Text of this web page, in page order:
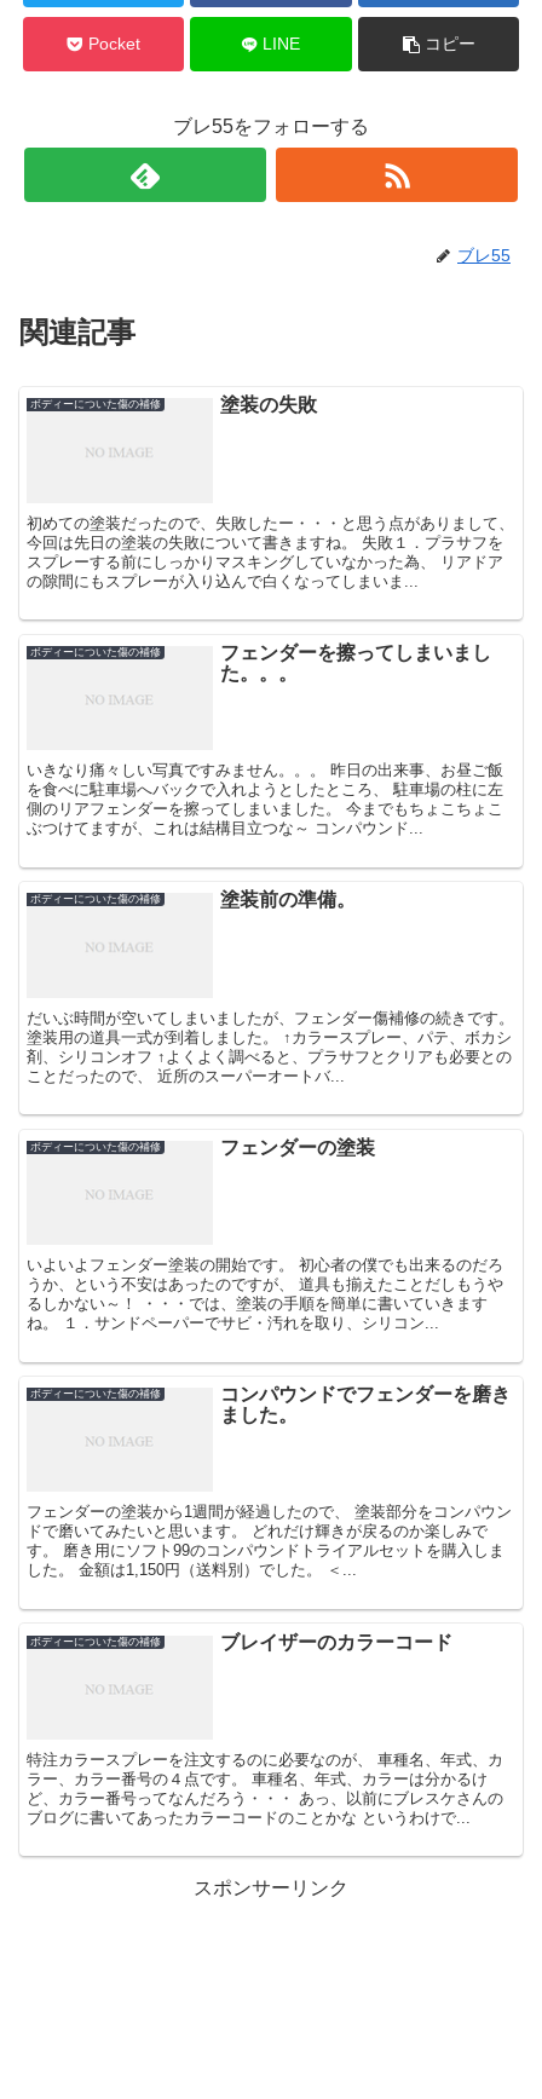
Pocket LINE コピー
ブレ55をフォローする
ブレ55
関連記事
ボディーについた傷の補修 塗装の失敗
初めての塗装だったので、失敗したー・・・と思う点がありまして、
今回は先日の塗装の失敗について書きますね。 失敗１．プラサフを
スプレーする前にしっかりマスキングしていなかった為、 リアドア
の隙間にもスプレーが入り込んで白くなってしまいま...
ボディーについた傷の補修
フェンダーを擦ってしまいまし
た。。。
いきなり痛々しい写真ですみません。。。 昨日の出来事、お昼ご飯
を食べに駐車場へバックで入れようとしたところ、 駐車場の柱に左
側のリアフェンダーを擦ってしまいました。 今までもちょこちょこ
ぶつけてますが、これは結構目立つな～ コンパウンド...
ボディーについた傷の補修 塗装前の準備。
だいぶ時間が空いてしまいましたが、フェンダー傷補修の続きです。
塗装用の道具一式が到着しました。 ↑カラースプレー、パテ、ボカシ
剤、シリコンオフ ↑よくよく調べると、プラサフとクリアも必要との
ことだったので、 近所のスーパーオートバ...
ボディーについた傷の補修 フェンダーの塗装
いよいよフェンダー塗装の開始です。 初心者の僕でも出来るのだろ
うか、という不安はあったのですが、 道具も揃えたことだしもうや
るしかない～！ ・・・では、塗装の手順を簡単に書いていきます
ね。 １．サンドペーパーでサビ・汚れを取り、シリコン...
ボディーについた傷の補修
コンパウンドでフェンダーを磨き
ました。
フェンダーの塗装から1週間が経過したので、 塗装部分をコンパウン
ドで磨いてみたいと思います。 どれだけ輝きが戻るのか楽しみで
す。 磨き用にソフト99のコンパウンドトライアルセットを購入しま
した。 金額は1,150円（送料別）でした。 ＜...
ボディーについた傷の補修 ブレイザーのカラーコード
特注カラースプレーを注文するのに必要なのが、 車種名、年式、カ
ラー、カラー番号の４点です。 車種名、年式、カラーは分かるけ
ど、カラー番号ってなんだろう・・・ あっ、以前にブレスケさんの
ブログに書いてあったカラーコードのことかな というわけで...
スポンサーリンク